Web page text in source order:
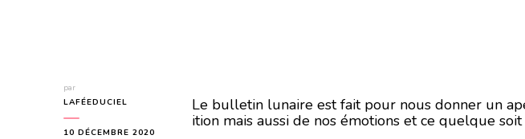
par
LAFÉEDUCIEL
10 DÉCEMBRE 2020
Le bulletin lunaire est fait pour nous donner un
ition mais aussi de nos émotions et ce quelque